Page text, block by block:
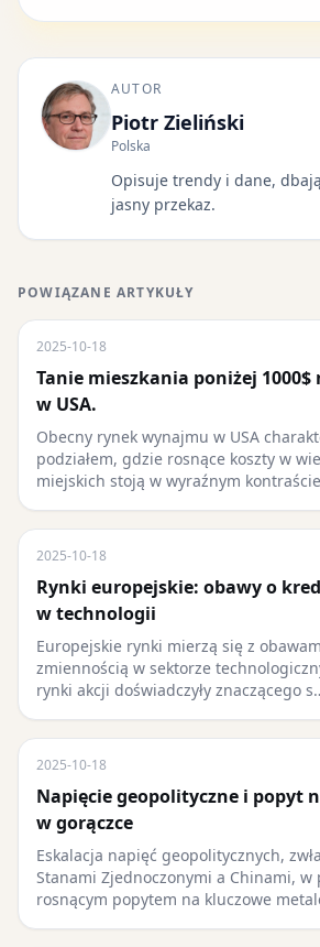
AUTOR
Piotr Zieliński
Polska
Opisuje trendy i dane,
jasny przekaz.
POWIĄZANE ARTYKUŁY
2025-10-18
Tanie mieszkania poniżej
w USA.
Obecny rynek wynajmu w USA
podziałem, gdzie rosnące koszty w
miejskich stoją w wyraźnym
2025-10-18
Rynki europejskie: obawy o
w technologii
Europejskie rynki mierzą się z
zmiennością w sektorze
rynki akcji doświadczyły znaczącego
2025-10-18
Napięcie geopolityczne i popyt
w gorączce
Eskalacja napięć geopolitycznych,
Stanami Zjednoczonymi a Chinami, w
rosnącym popytem na kluczowe